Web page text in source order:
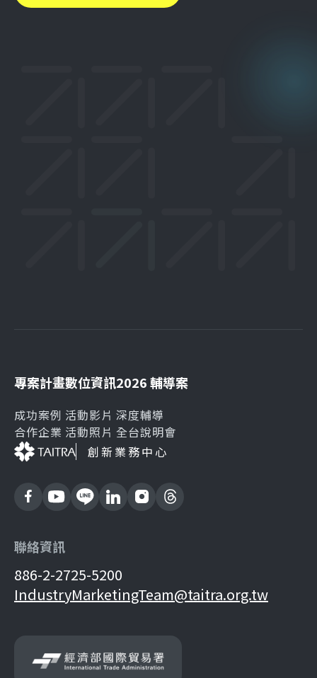
專案計畫
成功案例
合作企業
數位資訊
活動影片
活動照片
2026 輔導案
深度輔導
全台說明會
創新業務中心
聯絡資訊
886-2-2725-5200
IndustryMarketingTeam@taitra.org.tw